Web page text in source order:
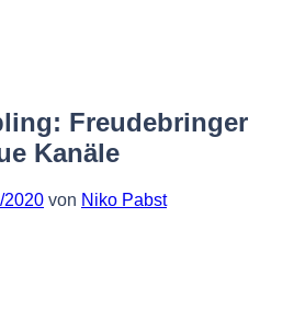
Freudebringer
Kanäle
2020 von Niko Pabst